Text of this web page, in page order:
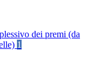
dei premi (da
1